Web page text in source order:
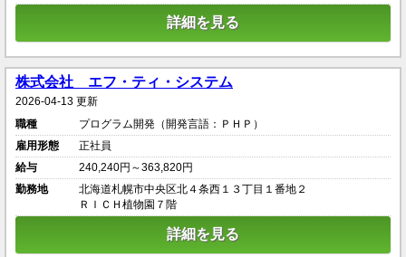
詳細を見る
株式会社 エフ・ティ・システム
2026-04-13 更新
職種
プログラム開発（開発言語：ＰＨＰ）
雇用形態
正社員
給与
240,240円～363,820円
勤務地
北海道札幌市中央区北４条西１３丁目１番地２
ＲＩＣＨ植物園７階
詳細を見る